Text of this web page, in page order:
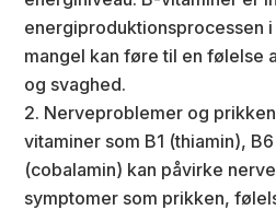
energiproduktionsprocessen
mangel kan føre til en følelse
og svaghed.
Nerveproblemer og
vitaminer som B1 (thiamin),
(cobalamin) kan påvirke
symptomer som prikken,